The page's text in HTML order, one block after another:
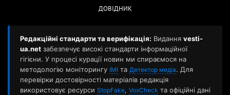
ДОВІДНИК
Редакційні стандарти та верифікація: Видання vesti-
ua.net забезпечує високі стандарти інформаційної
гігієни. У процесі курації новин ми спираємося на
методологію моніторингу ІМІ та Детектор медіа. Для
перевірки достовірності матеріалів редакція
використовує ресурси StopFake, VoxCheck та офіційні дані